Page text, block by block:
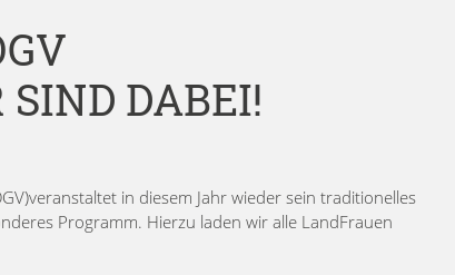
DABEI!
in diesem Jahr wieder sein traditionelles
Programm. Hierzu laden wir alle LandFrauen